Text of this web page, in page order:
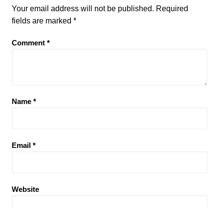
Your email address will not be published. Required
fields are marked *
Comment *
Name *
Email *
Website